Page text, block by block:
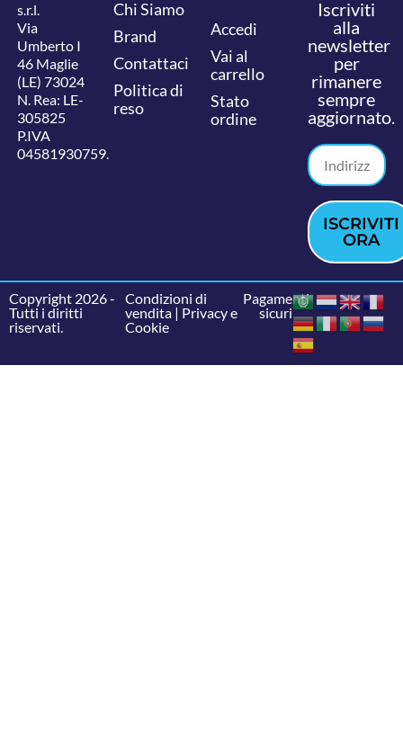
s.r.l.
Via
Umberto I
46 Maglie
(LE) 73024
N. Rea: LE-
305825
P.IVA
04581930759.
Chi Siamo
Brand
Contattaci
Politica di
reso
Accedi
Vai al
carrello
Stato
ordine
Iscriviti
alla
newsletter
per
rimanere
sempre
aggiornato.
ISCRIVITI
ORA
Copyright 2026 -
Tutti i diritti
riservati.
Condizioni di
vendita| Privacy e
Cookie
Pagamenti
sicuri